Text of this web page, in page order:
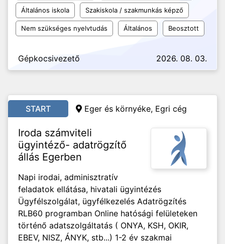
Általános iskola Szakiskola / szakmunkás képző
Nem szükséges nyelvtudás Általános Beosztott
Gépkocsivezető 2026. 08. 03.
START Eger és környéke, Egri cég
Iroda számviteli
ügyintéző- adatrögzítő
állás Egerben
Napi irodai, adminisztratív
feladatok ellátása, hivatali ügyintézés
Ügyfélszolgálat, ügyfélkezelés Adatrögzítés
RLB60 programban Online hatósági felületeken
történő adatszolgáltatás ( ONYA, KSH, OKIR,
EBEV, NISZ, ÁNYK, stb...) 1-2 év szakmai